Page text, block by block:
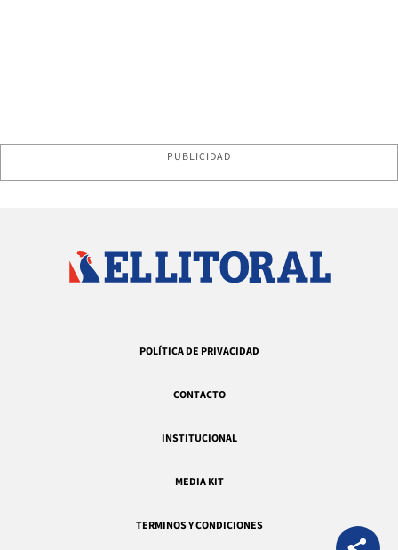
PUBLICIDAD
POLÍTICA DE PRIVACIDAD
CONTACTO
INSTITUCIONAL
MEDIA KIT
TERMINOS Y CONDICIONES